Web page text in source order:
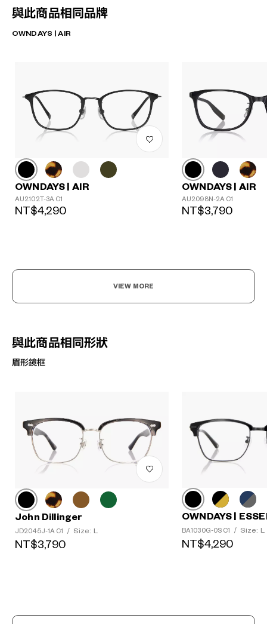
與此商品相同品牌
OWNDAYS | AIR
OWNDAYS | AIR
AU2102T-3A C1
NT$4,290
OWNDAYS | AIR
AU2098N-2A C1
NT$3,790
VIEW MORE
與此商品相同形狀
眉形鏡框
John Dillinger
JD2045J-1A C1 / Size: L
NT$3,790
OWNDAYS |
BA1030G-0S C1 / Size: L
NT$4,290